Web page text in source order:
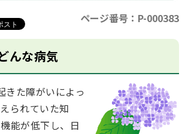
ページ番号：P-000383
んな病気
きた障がいによっ
られていた知
能が低下し、日